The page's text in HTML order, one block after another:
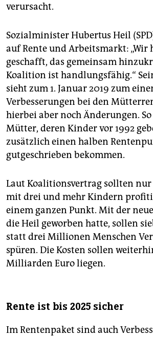
verursacht.
Sozialminister Hubertus Heil
auf Rente und Arbeitsmarkt: „Wir
geschafft, das gemeinsam
Koalition ist handlungsfähig.“
sieht zum 1. Januar 2019 zum
Verbesserungen bei den
hierbei aber noch Änderungen.
Mütter, deren Kinder vor 1992
zusätzlich einen halben
gutgeschrieben bekommen.
Laut Koalitionsvertrag sollten
mit drei und mehr Kindern
einem ganzen Punkt. Mit der
die Heil geworben hatte, sollen
statt drei Millionen Menschen
spüren. Die Kosten sollen
Milliarden Euro liegen.
Rente ist bis 2025 sicher
Im Rentenpaket sind auch